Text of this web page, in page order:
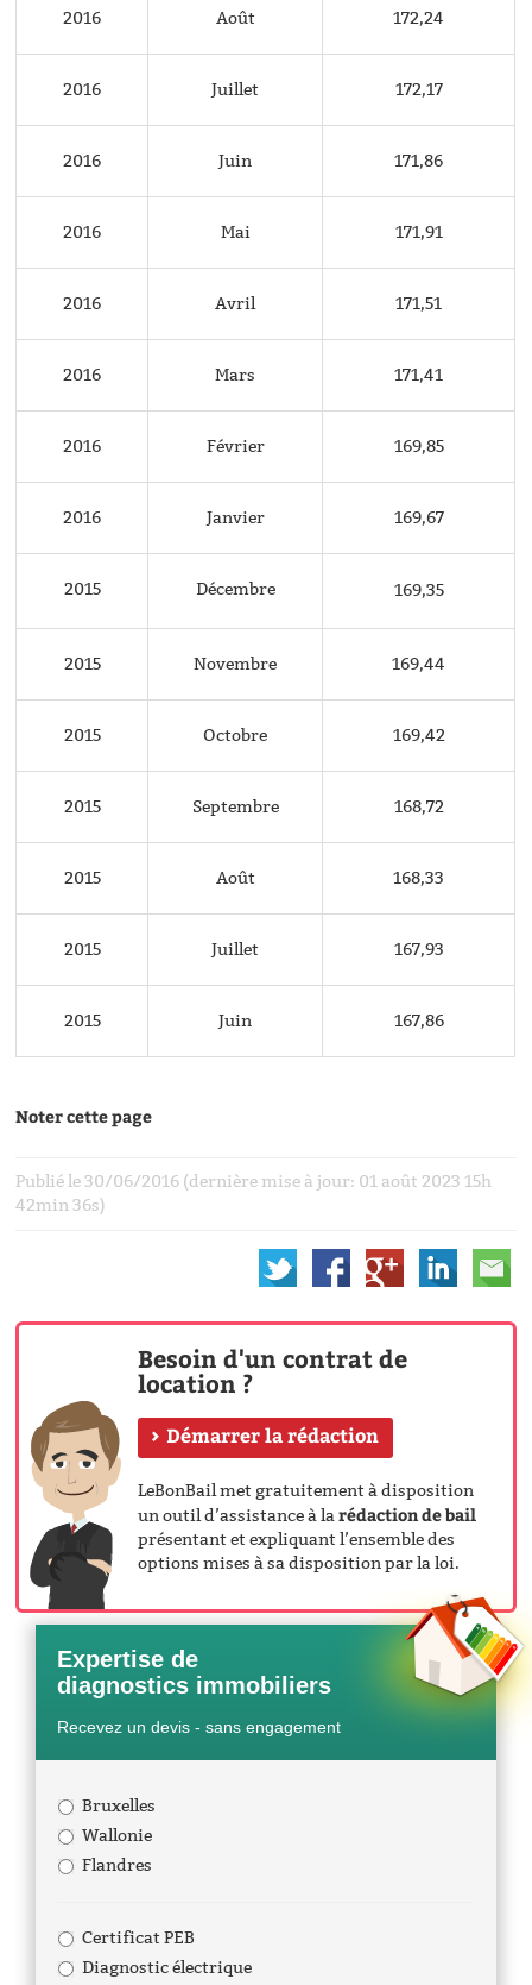
2016 Août 172,24
2016 Juillet 172,17
2016 Juin 171,86
2016 Mai 171,91
2016 Avril 171,51
2016 Mars 171,41
2016 Février 169,85
2016 Janvier 169,67
2015 Décembre 169,35
2015 Novembre 169,44
2015 Octobre 169,42
2015 Septembre 168,72
2015 Août 168,33
2015 Juillet 167,93
2015 Juin 167,86
Noter cette page
Publié le 30/06/2016 (dernière mise à jour: 01 août 2023 15h
42min 36s)
Besoin d'un contrat de
location ?
Démarrer la rédaction
LeBonBail met gratuitement à disposition
un outil d’assistance à larédaction de bail
présentant et expliquant l’ensemble des
options mises à sa disposition par la loi.
Expertise de
diagnostics immobiliers
Recevez un devis - sans engagement
Bruxelles
Wallonie
Flandres
Certificat PEB
Diagnostic électrique